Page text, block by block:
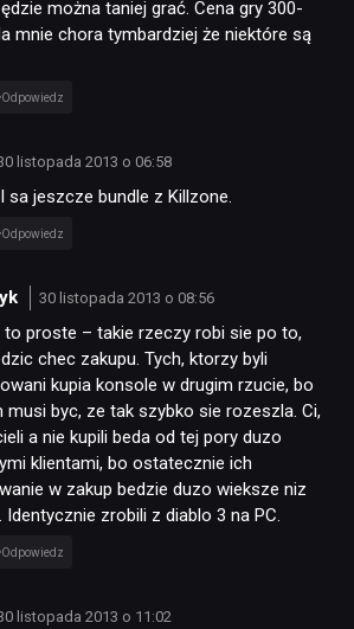
można taniej grać. Cena gry 300-
mnie chora tymbardziej że niektóre są
Odpowiedz
listopada 2013 o 06:58
sa jeszcze bundle z Killzone.
Odpowiedz
30 listopada 2013 o 08:56
to proste – takie rzeczy robi sie po to,
chec zakupu. Tych, ktorzy byli
kupia konsole w drugim rzucie, bo
byc, ze tak szybko sie rozeszla. Ci,
a nie kupili beda od tej pory duzo
klientami, bo ostatecznie ich
w zakup bedzie duzo wieksze niz
Identycznie zrobili z diablo 3 na PC.
Odpowiedz
listopada 2013 o 11:02